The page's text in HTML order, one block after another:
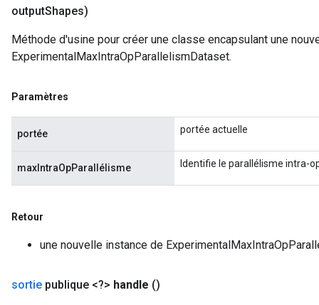
outputShapes)
Méthode d'usine pour créer une classe encapsulant une
ExperimentalMaxIntraOpParallelismDataset.
Paramètres
portée portée actuelle
maxIntraOpParallélisme Identifie le parallélisme intra-
Retour
une nouvelle instance de
sortie publique <?> handle ()